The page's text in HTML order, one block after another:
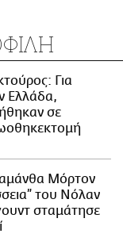
Για
Ελλάδα,
σε
Μόρτον
του Νόλαν
σταμάτησε